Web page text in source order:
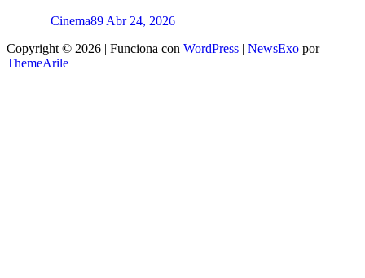
Cinema89 Abr 24, 2026
Copyright © 2026 | Funciona con WordPress | NewsExo por
ThemeArile